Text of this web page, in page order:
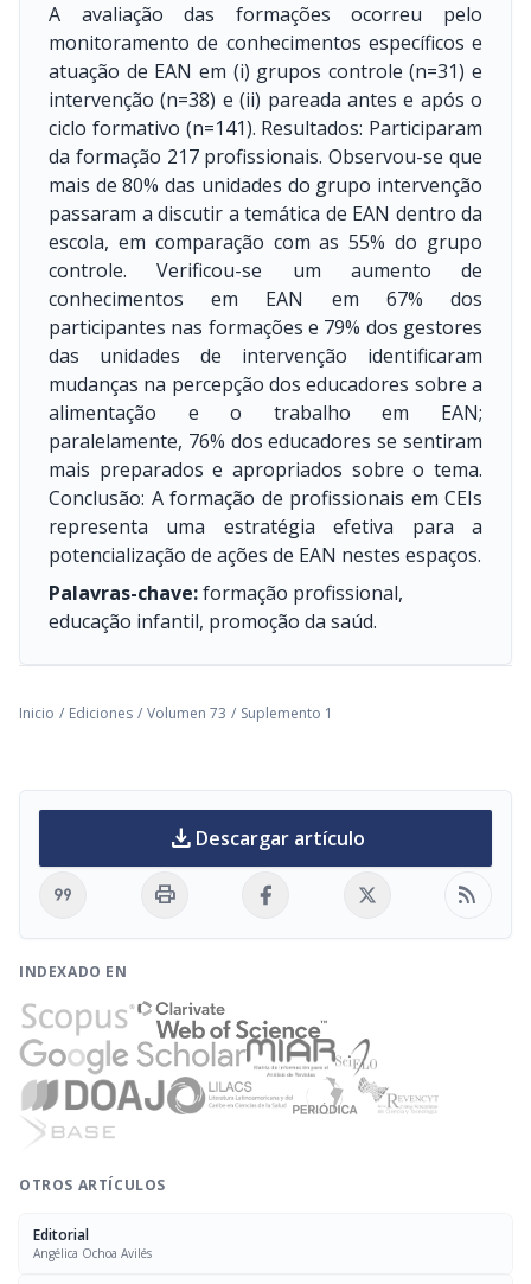
A avaliação das formações ocorreu pelo
monitoramento de conhecimentos específicos e
atuação de EAN em (i) grupos controle (n=31) e
intervenção (n=38) e (ii) pareada antes e após o
ciclo formativo (n=141). Resultados: Participaram
da formação 217 profissionais. Observou-se que
mais de 80% das unidades do grupo intervenção
passaram a discutir a temática de EAN dentro da
escola, em comparação com as 55% do grupo
controle. Verificou-se um aumento de
conhecimentos em EAN em 67% dos
participantes nas formações e 79% dos gestores
das unidades de intervenção identificaram
mudanças na percepção dos educadores sobre a
alimentação e o trabalho em EAN;
paralelamente, 76% dos educadores se sentiram
mais preparados e apropriados sobre o tema.
Conclusão: A formação de profissionais em CEIs
representa uma estratégia efetiva para a
potencialização de ações de EAN nestes espaços.
Palavras-chave:formação profissional,
educação infantil, promoção da saúd.
Inicio / Ediciones / Volumen 73 / Suplemento 1
download Descargar artículo
format_quote print rss_feed
INDEXADO EN
OTROS ARTÍCULOS
Editorial
Angélica Ochoa Avilés